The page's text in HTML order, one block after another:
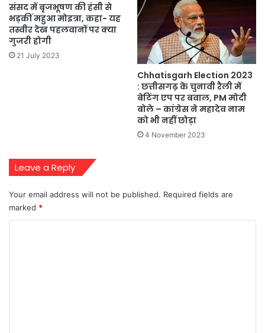
संसद में बृजभूषण की हंसी से
भड़कीं महुआ मोइत्रा, कहा- यह
तस्वीर देख पहलवानों पर क्या
गुजरी होगी
21 July 2023
Chhatisgarh Election 2023
: छत्तीसगढ़ के चुनावी रैली में
बेटिंग एप पर बवाल, PM मोदी
बोले – कांग्रेस ने महादेव नाम
को भी नहीं छोड़ा
4 November 2023
Leave a Reply
Your email address will not be published. Required fields are
marked *